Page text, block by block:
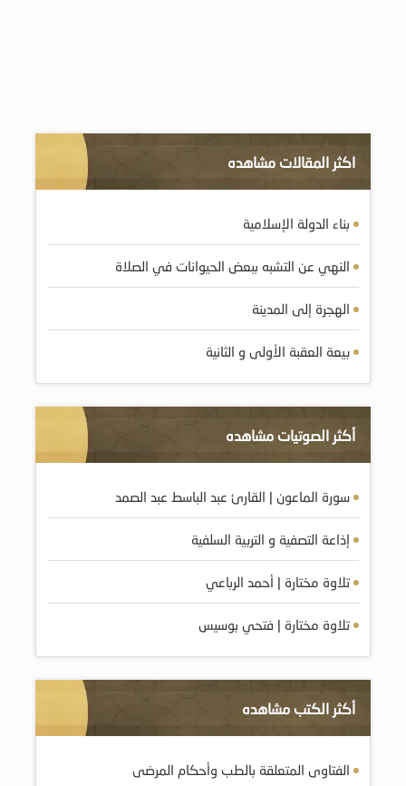
اكثر المقالات مشاهده
بناء الدولة الإسلامية
النهي عن التشبه ببعض الحيوانات في الصلاة
الهجرة إلى المدينة
بيعة العقبة الأولى و الثانية
أكثر الصوتيات مشاهده
سورة الماعون | القارئ عبد الباسط عبد الصمد
إذاعة التصفية و التربية السلفية
تلاوة مختارة | أحمد الرباعي
تلاوة مختارة | فتحي بوسيس
أكثر الكتب مشاهده
الفتاوى المتعلقة بالطب وأحكام المرضى